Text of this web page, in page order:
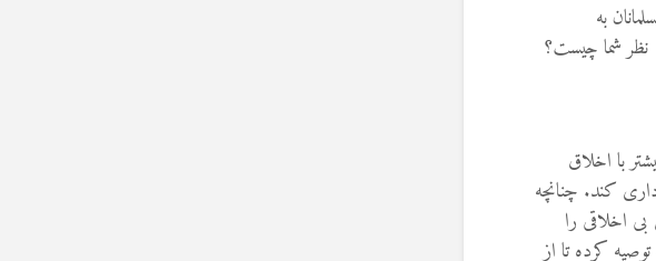
به
نظر شما چیست؟
با اخلاق
کند. چنانچه
اخلاقی را
کرده تا از